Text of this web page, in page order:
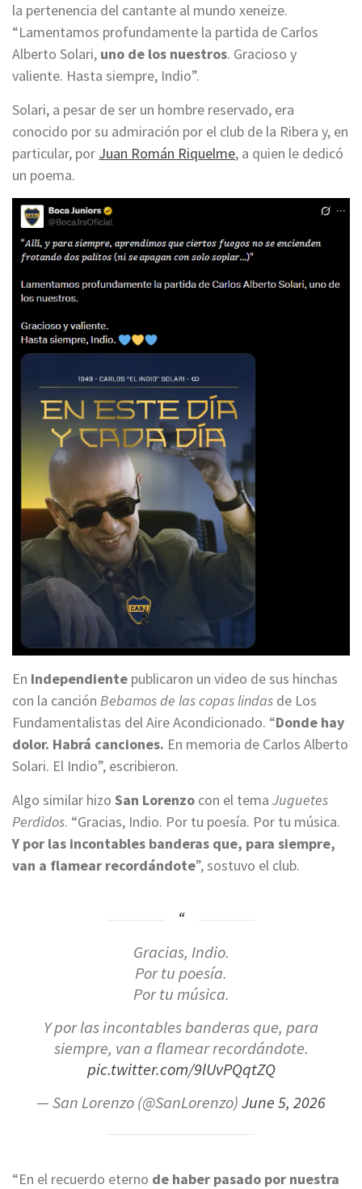
la pertenencia del cantante al mundo xeneize.
“Lamentamos profundamente la partida de Carlos
Alberto Solari, uno de los nuestros. Gracioso y
valiente. Hasta siempre, Indio”.
Solari, a pesar de ser un hombre reservado, era
conocido por su admiración por el club de la Ribera y, en
particular, por Juan Román Riquelme, a quien le dedicó
un poema.
En Independiente publicaron un video de sus hinchas
con la canción Bebamos de las copas lindas de Los
Fundamentalistas del Aire Acondicionado. “Donde hay
dolor. Habrá canciones. En memoria de Carlos Alberto
Solari. El Indio”, escribieron.
Algo similar hizo San Lorenzo con el tema Juguetes
Perdidos. “Gracias, Indio. Por tu poesía. Por tu música.
Y por las incontables banderas que, para siempre,
van a flamear recordándote”, sostuvo el club.
Gracias, Indio.
Por tu poesía.
Por tu música.
Y por las incontables banderas que, para
siempre, van a flamear recordándote.
pic.twitter.com/9lUvPQqtZQ
— San Lorenzo (@SanLorenzo)June 5, 2026
“En el recuerdo eterno de haber pasado por nuestra